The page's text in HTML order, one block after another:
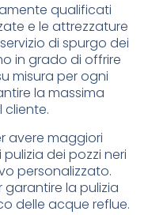
qualificati
e le attrezzature
di spurgo dei
in grado di offrire
misura per ogni
la massima
cliente.
avere maggiori
dei pozzi neri
personalizzato.
garantire la pulizia
delle acque reflue.